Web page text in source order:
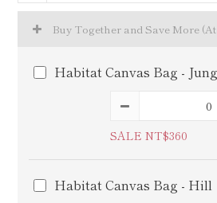
Buy Together and Save More
Habitat Canvas Bag -
SALE NT$360
Habitat Canvas Bag - Hill